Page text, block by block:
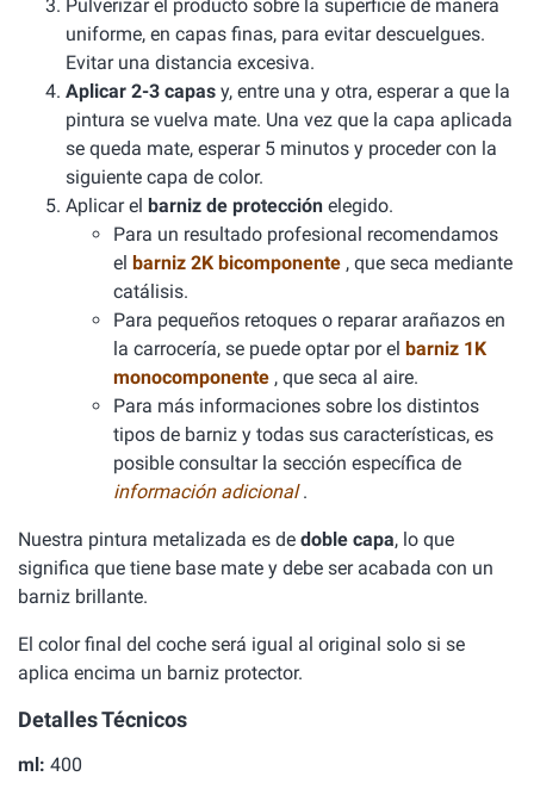
Pulverizar el producto sobre la superficie de manera
uniforme, en capas finas, para evitar descuelgues.
Evitar una distancia excesiva.
Aplicar 2-3 capas y, entre una y otra, esperar a que la
pintura se vuelva mate. Una vez que la capa aplicada
se queda mate, esperar 5 minutos y proceder con la
siguiente capa de color.
Aplicar el barniz de protección elegido.
Para un resultado profesional recomendamos
el barniz 2K bicomponente , que seca mediante
catálisis.
Para pequeños retoques o reparar arañazos en
la carrocería, se puede optar por el barniz 1K
monocomponente , que seca al aire.
Para más informaciones sobre los distintos
tipos de barniz y todas sus características, es
posible consultar la sección específica de
información adicional.
Nuestra pintura metalizada es de doble capa, lo que
significa que tiene base mate y debe ser acabada con un
barniz brillante.
El color final del coche será igual al original solo si se
aplica encima un barniz protector.
Detalles Técnicos
ml: 400